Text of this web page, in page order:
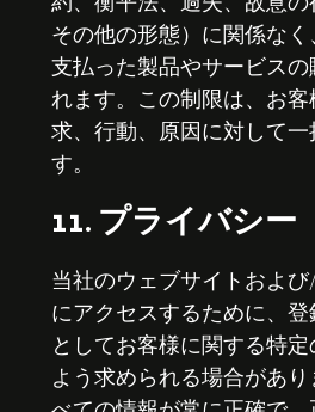
その他の形態）に関係な
支払った製品やサービスの
れます。この制限は、お
求、行動、原因に対して一
す。
11. プライバシー
当社のウェブサイトおよ
にアクセスするために、
としてお客様に関する特
よう求められる場合があ